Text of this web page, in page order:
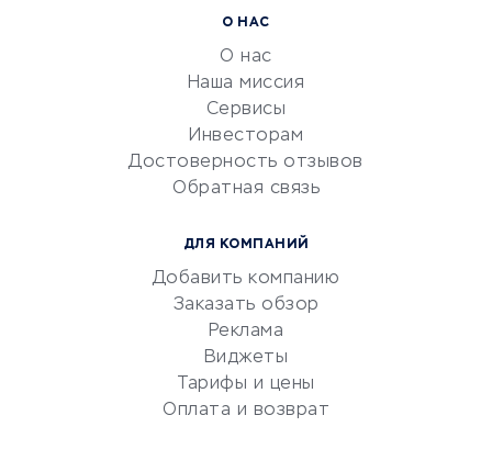
документооборот
Юридические компании
Бухгалтерия онлайн
О НАС
О нас
Наша миссия
Сервисы
Инвесторам
Достоверность отзывов
Обратная связь
ДЛЯ КОМПАНИЙ
Добавить компанию
Заказать обзор
Реклама
Виджеты
Тарифы и цены
Оплата и возврат